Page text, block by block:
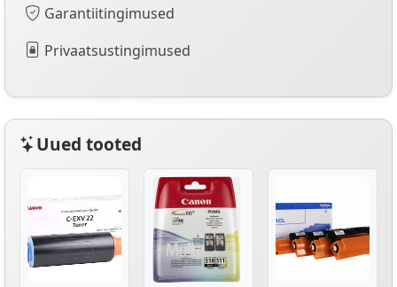
Garantiitingimused
Privaatsustingimused
Uued tooted